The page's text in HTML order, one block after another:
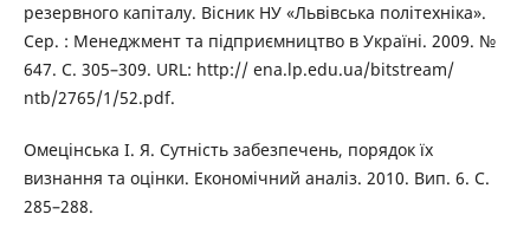
резервного капіталу. Вісник НУ «Львівська політехніка».
Сер. : Менеджмент та підприємництво в Україні. 2009. №
647. С. 305–309. URL: http:// ena.lp.edu.ua/bitstream/
ntb/2765/1/52.pdf.
Омецінська І. Я. Сутність забезпечень, порядок їх
визнання та оцінки. Економічний аналіз. 2010. Вип. 6. С.
285–288.